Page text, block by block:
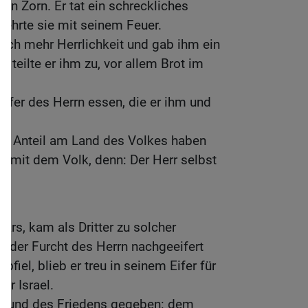
Zorn. Er tat ein schreckliches
sie mit seinem Feuer.
mehr Herrlichkeit und gab ihm ein
teilte er ihm zu, vor allem Brot im
des Herrn essen, die er ihm und
Anteil am Land des Volkes haben
mit dem Volk, denn: Der Herr selbst
kam als Dritter zu solcher
der Furcht des Herrn nachgeeifert
blieb er treu in seinem Eifer für
Israel.
des Friedens gegeben: dem